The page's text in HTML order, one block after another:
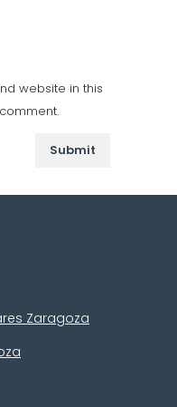
website in this
Zaragoza